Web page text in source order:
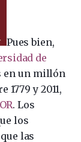
Pues bien,
de
en un millón
y 2011,
. Los
los
las